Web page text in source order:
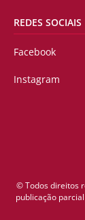
REDES SOCIAIS
Facebook
Instagram
© Todos direitos
publicação